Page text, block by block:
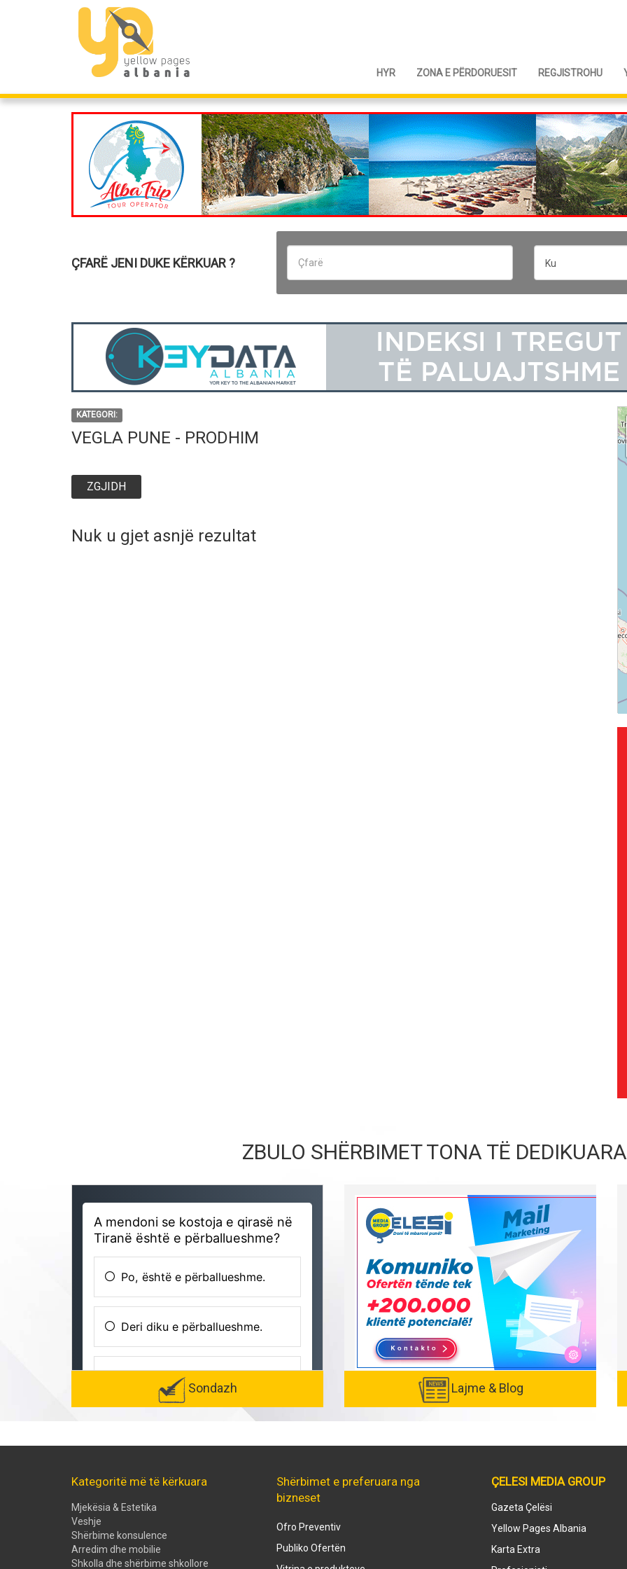
HYR ZONA E PËRDORUESIT REGJISTROHU
ÇFARË JENI DUKE KËRKUAR ? Ku
KATEGORI:
VEGLA PUNE - PRODHIM
ZGJIDH
Nuk u gjet asnjë rezultat
ZBULO SHËRBIMET TONA TË
Sondazh Lajme & Blog
Kategoritë më të kërkuara
Mjekësia & Estetika
Veshje
Shërbime konsulence
Arredim dhe mobilie
Shkolla dhe shërbime shkollore
Shërbimet e preferuara nga
bizneset
Ofro Preventiv
Publiko Ofertën
ÇELESI MEDIA GROUP
Gazeta Çelësi
Yellow Pages Albania
Karta Extra